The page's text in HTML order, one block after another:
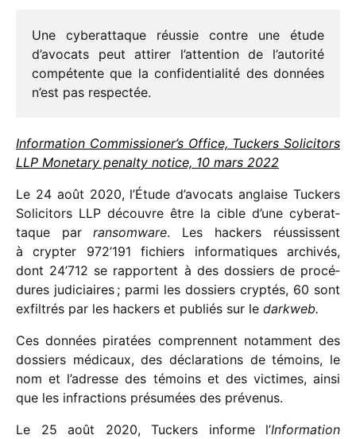
Une cybe­rat­taque réus­sie contre une étude
d’avo­cats peut atti­rer l’at­ten­tion de l’au­to­rité
compé­tente que la confi­den­tia­lité des données
n’est pas respectée.
Information Commissioner’s Office, Tuckers Solicitors
LLP Monetary penalty notice, 10 mars 2022
Le 24 août 2020, l’Étude d’avocats anglaise Tuckers
Solicitors LLP découvre être la cible d’une cybe­rat­
taque par ransom­ware. Les hackers réus­sissent
à cryp­ter 972’191 fichiers infor­ma­tiques archi­vés,
dont 24’712 se rapportent à des dossiers de procé­
dures judi­ciaires ; parmi les dossiers cryp­tés, 60 sont
exfil­trés par les hackers et publiés sur le dark­web.
Ces données pira­tées comprennent notam­ment des
dossiers médi­caux, des décla­ra­tions de témoins, le
nom et l’adresse des témoins et des victimes, ainsi
que les infrac­tions présu­mées des prévenus.
Le 25 août 2020, Tuckers informe l’Information